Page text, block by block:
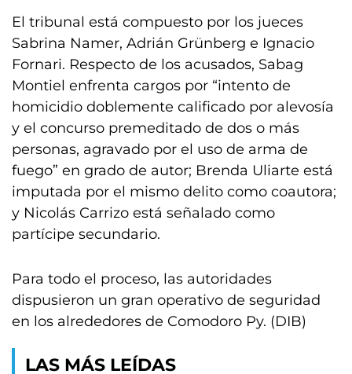
El tribunal está compuesto por los jueces
Sabrina Namer, Adrián Grünberg e Ignacio
Fornari. Respecto de los acusados, Sabag
Montiel enfrenta cargos por “intento de
homicidio doblemente calificado por alevosía
y el concurso premeditado de dos o más
personas, agravado por el uso de arma de
fuego” en grado de autor; Brenda Uliarte está
imputada por el mismo delito como coautora;
y Nicolás Carrizo está señalado como
partícipe secundario.
Para todo el proceso, las autoridades
dispusieron un gran operativo de seguridad
en los alrededores de Comodoro Py. (DIB)
LAS MÁS LEÍDAS